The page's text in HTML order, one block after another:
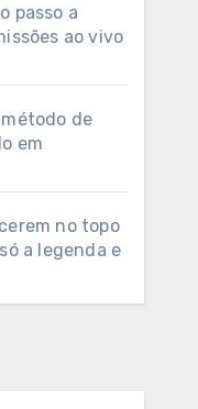
passo a
ao vivo
de
em
no topo
a legenda e